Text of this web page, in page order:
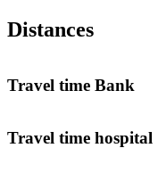
Distances
Travel time Bank
Travel time hospital